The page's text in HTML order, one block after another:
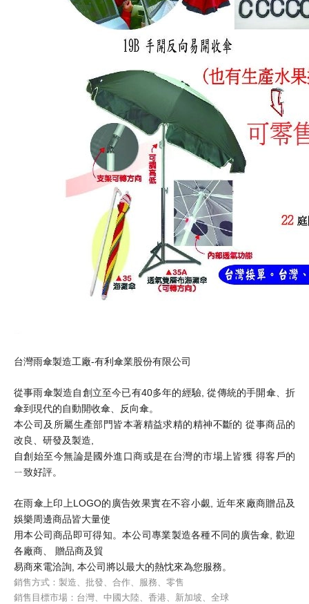
台灣雨傘製造工廠-有利傘業股份有限公司
從事雨傘製造自創立至今已有40多年的經驗, 從傳統的手開傘、折
傘到現代的自動開收傘、反向傘。
本公司及所屬生產部門皆本著精益求精的精神不斷的 從事商品的
改良、研發及製造,
自創始至今無論是國外進口商或是在台灣的市場上皆獲 得客戶的
ㄧ致好評。
在雨傘上印上LOGO的廣告效果實在不容小覷, 近年來廠商贈品及
娛樂周邊商品皆大量使
用本公司商品即可得知。本公司專業製造各種不同的廣告傘, 歡迎
各廠商、 贈品商及貿
易商來電洽詢, 本公司將以最大的熱忱來為您服務。
銷售方式：製造、批發、合作、服務、零售
銷售目標市場：台灣、中國大陸、香港、新加坡、全球